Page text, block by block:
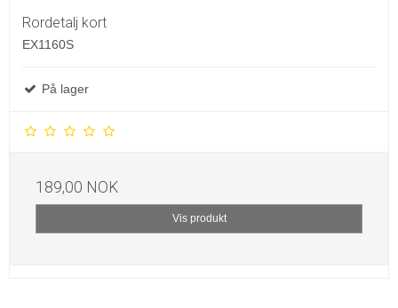
Rordetalj kort
EX1160S
På lager
189,00 NOK
Vis produkt